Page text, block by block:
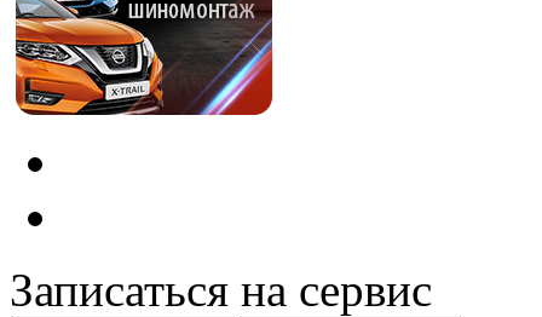
Записаться на сервис